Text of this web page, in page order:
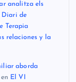
analitza els
Diari de
Terapia
relaciones y la
aborda
en El VI